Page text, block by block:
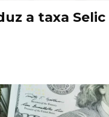
a taxa Selic